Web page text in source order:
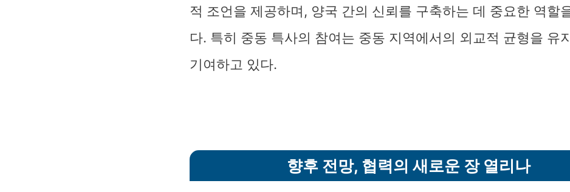
적 조언을 제공하며, 양국 간의 신뢰를 구축하는 데 중요한 역할
다. 특히 중동 특사의 참여는 중동 지역에서의 외교적 균형을 유
기여하고 있다.
향후 전망, 협력의 새로운 장 열리나